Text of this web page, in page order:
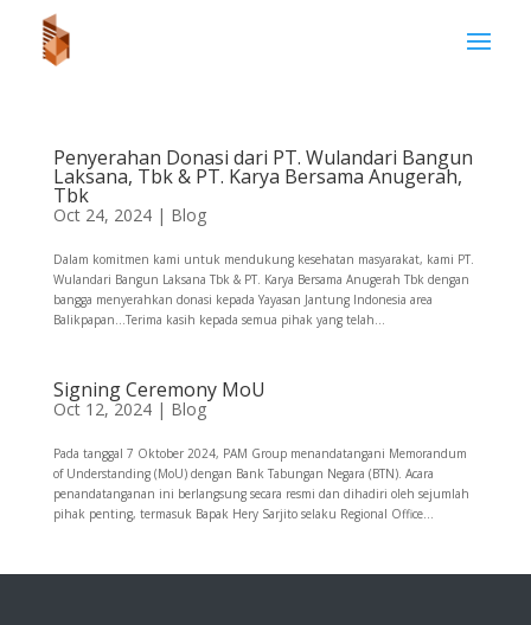
Penyerahan Donasi dari PT. Wulandari Bangun
Laksana, Tbk & PT. Karya Bersama Anugerah,
Tbk
Oct 24, 2024| Blog
Dalam komitmen kami untuk mendukung kesehatan masyarakat, kami PT.
Wulandari Bangun Laksana Tbk & PT. Karya Bersama Anugerah Tbk dengan
bangga menyerahkan donasi kepada Yayasan Jantung Indonesia area
Balikpapan…Terima kasih kepada semua pihak yang telah...
Signing Ceremony MoU
Oct 12, 2024| Blog
Pada tanggal 7 Oktober 2024, PAM Group menandatangani Memorandum
of Understanding (MoU) dengan Bank Tabungan Negara (BTN). Acara
penandatanganan ini berlangsung secara resmi dan dihadiri oleh sejumlah
pihak penting, termasuk Bapak Hery Sarjito selaku Regional Office...